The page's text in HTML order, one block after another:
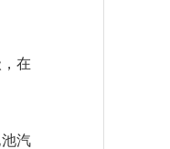
在
汽